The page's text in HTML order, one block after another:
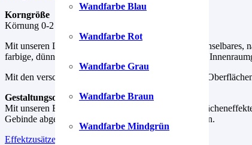
Wandfarbe Blau
Wandfarbe Rot
Wandfarbe Grau
Wandfarbe Braun
Wandfarbe Mindgrün
Korngröße
Körnung 0-2 mm, Putzstärke ca. 2-3 mm.
Mit unseren Lehmputzen kreierst du dir ein
farbige, dünnlagige Lehmmischungen für die kreative
Mit den verschiedenen Auftragstechniken schaffst du
Gestaltungsoptionen
Mit unseren Effektzusätzen kannst du kreative
Gebinde abgewogen. Einfach einmischen und loslegen.
Effektzusätze